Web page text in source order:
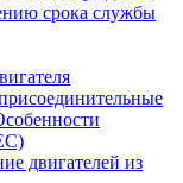
срока службы
двигателей из